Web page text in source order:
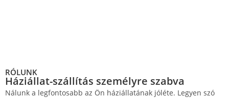
RÓLUNK
Háziállat-szállítás személyre szabva
Nálunk a legfontosabb az Ön háziállatának jóléte. Legyen szó